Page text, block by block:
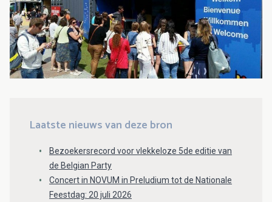
Laatste nieuws van deze bron
Bezoekersrecord voor vlekkeloze 5de editie van
de Belgian Party
Concert in NOVUM in Preludium tot de Nationale
Feestdag: 20 juli 2026